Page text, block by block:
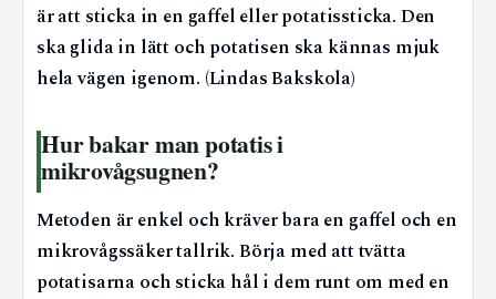
är att sticka in en gaffel eller potatissticka. Den
ska glida in lätt och potatisen ska kännas mjuk
hela vägen igenom. (Lindas Bakskola)
Hur bakar man potatis i
mikrovågsugnen?
Metoden är enkel och kräver bara en gaffel och en
mikrovågssäker tallrik. Börja med att tvätta
potatisarna och sticka hål i dem runt om med en